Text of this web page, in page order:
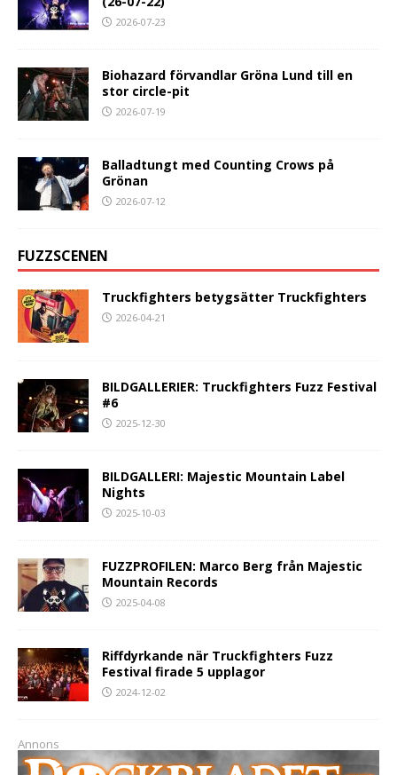
2026-07-23
Biohazard förvandlar Gröna Lund till en
stor circle-pit
2026-07-19
Balladtungt med Counting Crows på
Grönan
2026-07-12
FUZZSCENEN
Truckfighters betygsätter Truckfighters
2026-04-21
BILDGALLERIER: Truckfighters Fuzz Festival
#6
2025-12-30
BILDGALLERI: Majestic Mountain Label
Nights
2025-10-03
FUZZPROFILEN: Marco Berg från Majestic
Mountain Records
2025-04-08
Riffdyrkande när Truckfighters Fuzz
Festival firade 5 upplagor
2024-12-02
Annons